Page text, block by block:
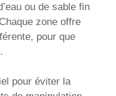
ou de sable fin
zone offre
pour que
pour éviter la